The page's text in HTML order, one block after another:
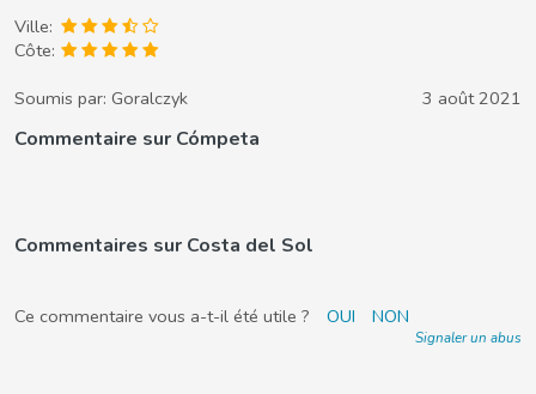
Ville:
Côte:
Soumis par: Goralczyk 3 août 2021
Commentaire sur Cómpeta
Commentaires sur Costa del Sol
Ce commentaire vous a-t-il été utile ? OUI NON
Signaler un abus